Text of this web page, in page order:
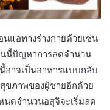
แอทางร่างกายด้วยเช่น
นี้ปัญหาการลดจำนวน
อาจเป็นอาหารแบบกลับ
ขภาพของผู้ชายอีกด้วย
ดจำนวนอสุจิจะเริ่มลด